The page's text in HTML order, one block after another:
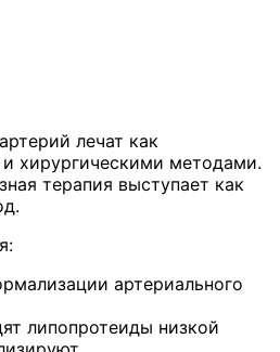
лечат как
хирургическими методами.
терапия выступает как
артериального
липопротеиды низкой